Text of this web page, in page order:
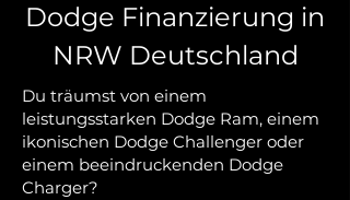
Dodge Finanzierung in
NRW Deutschland
Du träumst von einem
leistungsstarken Dodge Ram, einem
ikonischen Dodge Challenger oder
einem beeindruckenden Dodge
Charger?